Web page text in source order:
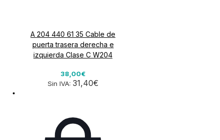
A 204 440 61 35 Cable de
puerta trasera derecha e
izquierda Clase C W204
38,00€
Sin IVA: 31,40€